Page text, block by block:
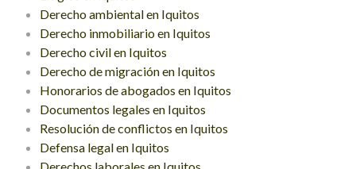
Derecho ambiental en Iquitos
Derecho inmobiliario en Iquitos
Derecho civil en Iquitos
Derecho de migración en Iquitos
Honorarios de abogados en Iquitos
Documentos legales en Iquitos
Resolución de conflictos en Iquitos
Defensa legal en Iquitos